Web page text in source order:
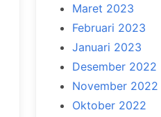
Maret 2023
Februari 2023
Januari 2023
Desember 2022
November 2022
Oktober 2022